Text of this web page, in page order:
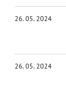
26. 05. 2024
26. 05. 2024